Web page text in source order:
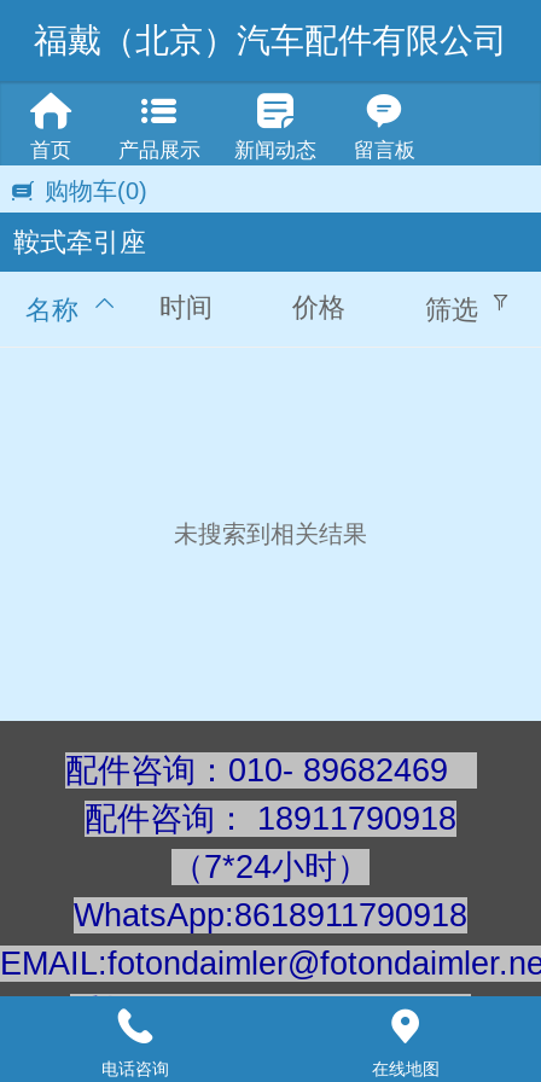
福戴（北京）汽车配件有限公司
首页 产品展示 新闻动态 留言板
购物车(0)
鞍式牵引座
名称 时间 价格 筛选
未搜索到相关结果
配件咨询：010- 89682469
配件咨询 ： 18911790918
（7*24小时）
WhatsApp:8618911790918
手机/微信：18911790918
建议用电脑浏览更清楚
电话咨询 在线地图